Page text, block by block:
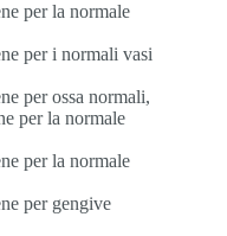
per la normale
per i normali vasi
per ossa normali,
per la normale
per la normale
per gengive